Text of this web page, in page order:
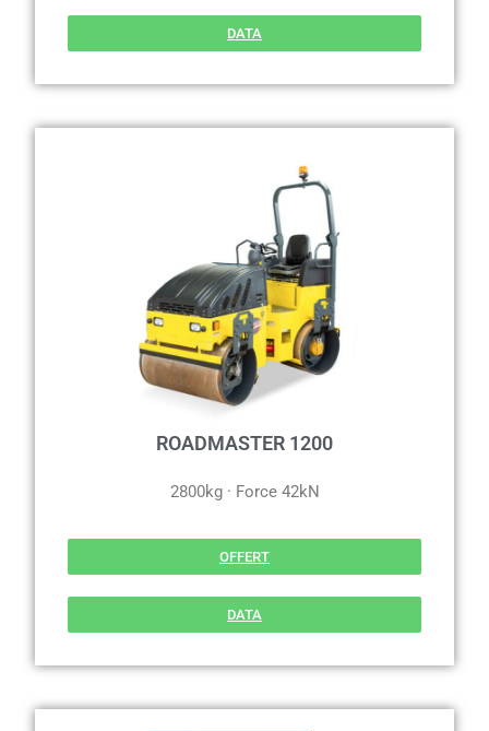
DATA
ROADMASTER 1200
2800kg · Force 42kN
OFFERT
DATA